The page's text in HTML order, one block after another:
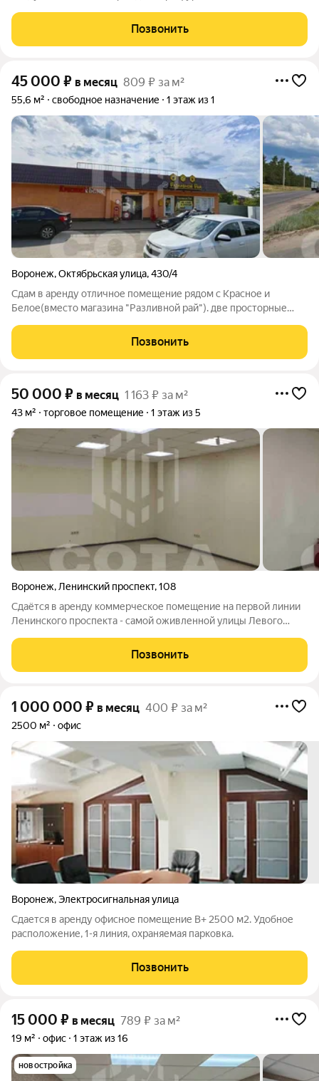
Позвонить
45 000 ₽ в месяц 809 ₽ за м²
55,6 м² свободное назначение 1 этаж из 1
Воронеж,Октябрьская улица,430/4
Сдам в аренду отличное помещение рядом с Красное и
Белое(вместо магазина "Разливной рай"). две просторные
удобный подъезд к зданию и парковка очень высокий
автомобильный трафик коммунальные услуги
Позвонить
50 000 ₽ в месяц 1 163 ₽ за м²
43 м² торговое помещение 1 этаж из 5
Воронеж, Ленинский проспект,108
Сдаётся в аренду коммерческое помещение на первой линии
Ленинского проспекта - самой оживленной улицы Левого
Состояние хорошее. Идеально подходит под магазин, офис,
аптеку или учебный центр. Высокий
Позвонить
1 000 000 ₽ в месяц 400 ₽ за м²
2500 м² офис
Воронеж,Электросигнальная улица
Сдается в аренду офисное помещение B+ 2500 м2. Удобное
расположение, 1-я линия, охраняемая парковка.
Позвонить
15 000 ₽ в месяц 789 ₽ за м²
19 м² офис 1 этаж из 16
новостройка